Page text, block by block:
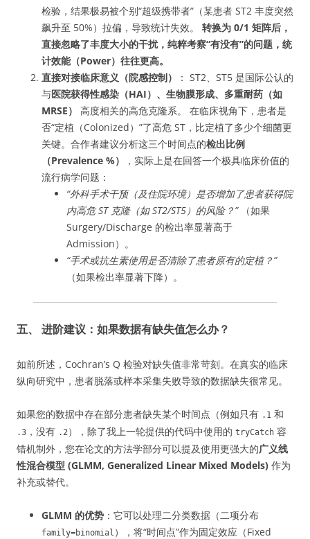
检验，结果极易被个别“超级携带者”（某患者 ST2 丰度突然
飙升至 50%）拉偏，导致统计失效。 转换为 0/1 矩阵后，
直接忽略了丰度大小的干扰，纯粹考察“有没有”的问题，统
计效能（Power）往往更高。
直接对接临床意义（院感控制）
： ST2、ST5 是国际公认的
与医院获得性感染（HAI）、生物膜形成、多重耐药（如
MRSE）
高度相关的高危克隆系。 在临床视角下，患者是
否“定植（Colonized）”了高危 ST，比定植了多少个细菌更
关键。合作者建议分析这三个时间点的检出比例
（Prevalence %）
，实际上是在回答一个极具临床价值的
流行病学问题：
“外科手术干预（及住院环境）是否增加了患者获得院
内高危 ST 克隆（如 ST2/ST5）的风险？”（如果
Surgery/Discharge 的检出率显著高于
Admission）。
“手术或抗生素使用是否清除了患者原有的定植？”
（如果检出率显著下降）。
五、 进阶建议：如果数据有缺失值怎么办？
如前所述，Cochran’s Q 检验对缺失值非常苛刻。在真实的临床
纵向研究中，患者脱落或样本采集失败导致的数据缺失很常见。
如果您的数据中存在部分患者缺失某个时间点（例如只有 .1 和
.3 ，没有 .2），除了我上一轮提供的代码中使用的 tryCatch 容
错机制外，您在论文的方法学部分可以提及使用更强大的广义线
性混合模型 (GLMM, Generalized Linear Mixed Models) 作为
补充或替代。
GLMM 的优势 ：它可以处理二分类数据（二项分布
family=binomial ），将“时间点”作为固定效应（Fixed